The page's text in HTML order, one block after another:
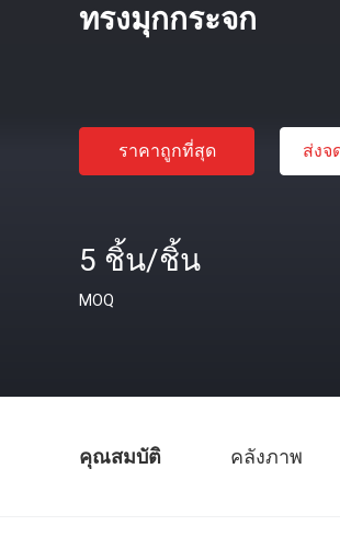
ทรงมุกกระจก
ราคาถูกที่สุด ส่งจ
5 ชิ้น/ชิ้น
MOQ
คุณสมบัติ คลังภาพ